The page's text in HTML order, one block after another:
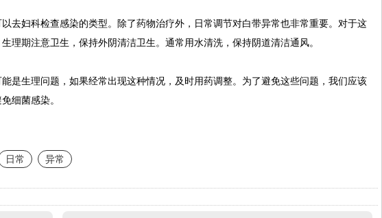
去妇科检查感染的类型。除了药物治疗外，日常调节对白带异常也非常重要。对于这
理期注意卫生，保持外阴清洁卫生。通常用水清洗，保持阴道清洁通风。
是生理问题，如果经常出现这种情况，及时用药调整。为了避免这些问题，我们应该
细菌感染。
日常 异常